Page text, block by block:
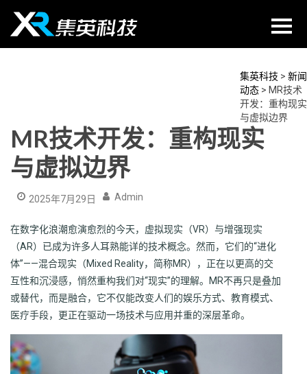
content
集英科技 > 新闻
动态 > MR技术
开发：重构现实
与虚拟边界
MR技术开发：重构现实
与虚拟边界
2025年7月29日 Admin
在数字化浪潮愈演愈烈的今天，虚拟现实（VR）与增强现实
（AR）已成为许多人耳熟能详的技术概念。然而，它们的“进化
体”——混合现实（Mixed Reality，简称MR），正在以更高的交
互性和沉浸感，悄然重构我们对“现实”的理解。MR不再只是叠加
或替代，而是融合，它不仅能改变人们的娱乐方式、教育模式、
医疗手段，更正在驱动一场技术与应用并重的深层革命。